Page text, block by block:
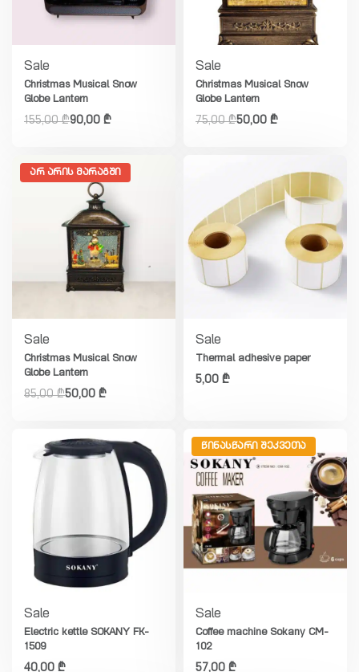
Sale
Christmas Musical Snow
Globe Lantern
155,00₾90,00 ₾
Sale
Christmas Musical Snow
Globe Lantern
75,00₾50,00 ₾
ᲐᲠ ᲐᲠᲘᲡ ᲛᲐᲠᲐᲒᲨᲘ
Sale
Christmas Musical Snow
Globe Lantern
85,00₾50,00 ₾
Sale
Thermal adhesive paper
5,00 ₾
Sale
Electric kettle SOKANY FK-
1509
40,00 ₾
ᲬᲘᲜᲐᲡᲬᲐᲠᲘ ᲨᲔᲙᲕᲔᲗᲐ
Sale
Coffee machine Sokany CM-
102
57,00 ₾